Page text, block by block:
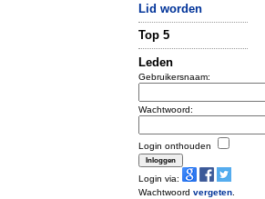
Lid worden
Top 5
Leden
Gebruikersnaam:
Wachtwoord:
Login onthouden
Login via:
Wachtwoord vergeten